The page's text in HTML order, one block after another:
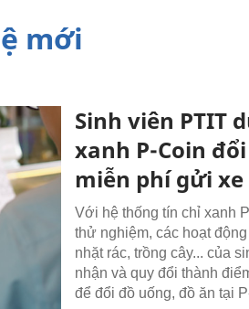
mới
Sinh viên PTIT
xanh P-Coin
miễn phí gửi xe
Với hệ thống tín chỉ xanh
thử nghiệm, các hoạt
nhặt rác, trồng cây... của
nhận và quy đổi thành
để đổi đồ uống, đồ ăn tại